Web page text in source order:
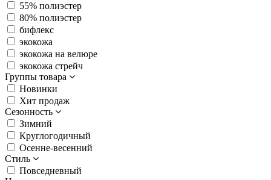
55% полиэстер
80% полиэстер
бифлекс
экокожа
экокожа на велюре
экокожа стрейч
Группы товара
Новинки
Хит продаж
Сезонность
Зимний
Круглогодичный
Осенне-весенний
Стиль
Повседневный